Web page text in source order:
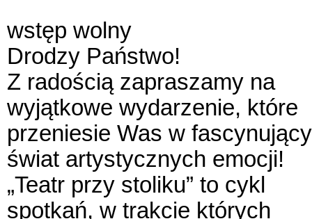
wstęp wolny
Drodzy Państwo!
Z radością zapraszamy na
wyjątkowe wydarzenie, które
przeniesie Was w fascynujący
świat artystycznych emocji!
„Teatr przy stoliku” to cykl
spotkań, w trakcie których